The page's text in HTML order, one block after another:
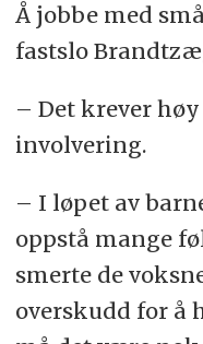
Å jobbe med
fastslo
– Det krever
involvering.
– I løpet av
oppstå mange
smerte de
overskudd for å